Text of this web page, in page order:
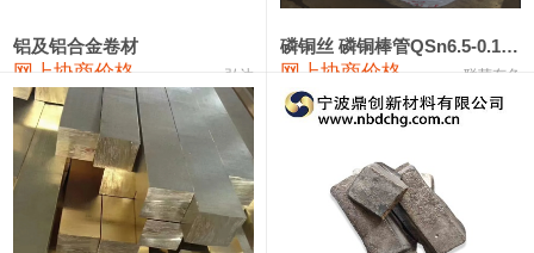
1#电解锰(99.7%袋装) 18,000—18,200 18,100 100
1#铬 60,000—82,000
553#硅 9,300—9,500
441#硅 9,600—9,800 9,700
3303#硅 10,300—10,500 10,400
铝及铝合金卷材
网上协商价格 弘达
磷铜丝 磷铜棒管QSn6.5-0.1 7-0.2 8-0.3
网上协商价格 联荣有色